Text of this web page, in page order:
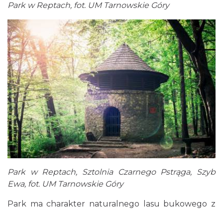
Park w Reptach, fot. UM Tarnowskie Góry
Park w Reptach, Sztolnia Czarnego Pstrąga, Szyb
Ewa, fot. UM Tarnowskie Góry
Park ma charakter naturalnego lasu bukowego z